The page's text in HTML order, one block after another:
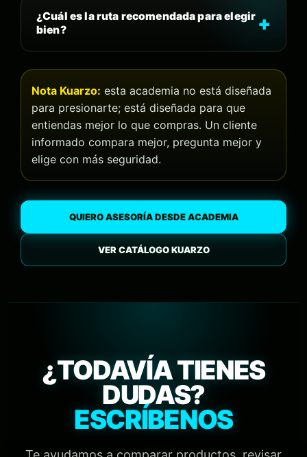
¿Cuál es la ruta recomendada para elegir
bien?
Nota Kuarzo: esta academia no está diseñada
para presionarte; está diseñada para que
entiendas mejor lo que compras. Un cliente
informado compara mejor, pregunta mejor y
elige con más seguridad.
QUIERO ASESORÍA DESDE ACADEMIA
VER CATÁLOGO KUARZO
¿TODAVÍA TIENES
DUDAS?
ESCRÍBENOS